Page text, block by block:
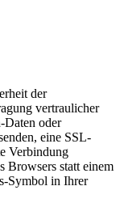
der
vertraulicher
Daten oder
eine SSL-
Verbindung
Browsers statt einem
Symbol in Ihrer